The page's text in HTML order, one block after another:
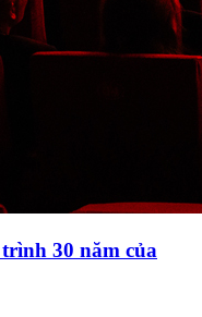
30 năm của